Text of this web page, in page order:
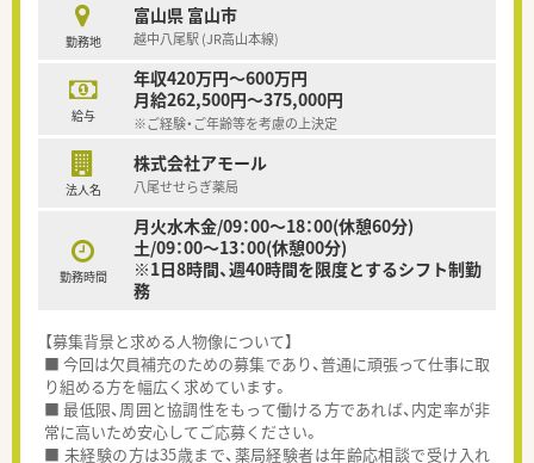
勤務地
富山県 富山市
越中八尾駅 (JR高山本線)
給与
年収420万円～600万円
月給262,500円～375,000円
※ご経験・ご年齢等を考慮の上決定
法人名
株式会社アモール
八尾せせらぎ薬局
勤務時間
月火水木金/09：00～18：00(休憩60分)
土/09：00～13：00(休憩00分)
※1日8時間、週40時間を限度とするシフト制勤
務
【募集背景と求める人物像について】
■ 今回は欠員補充のための募集であり、普通に頑張って仕事に取
り組める方を幅広く求めています。
■ 最低限、周囲と協調性をもって働ける方であれば、内定率が非
常に高いため安心してご応募ください。
■ 未経験の方は35歳まで、薬局経験者は年齢応相談で受け入れ